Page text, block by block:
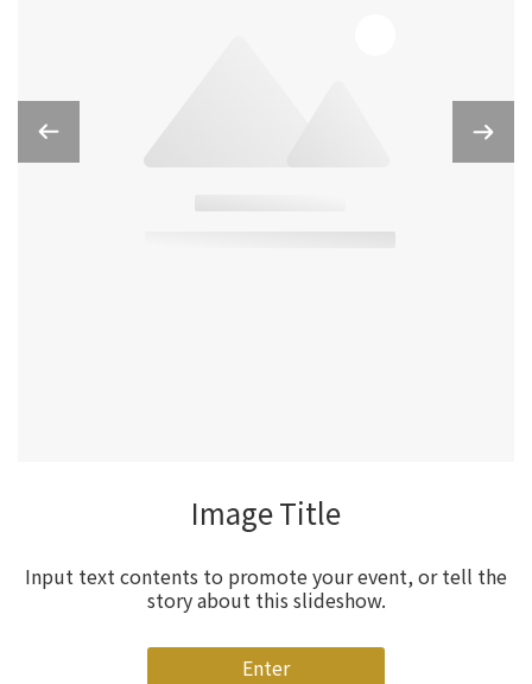
Image Title
Input text contents to promote your event, or tell the
story about this slideshow.
Enter